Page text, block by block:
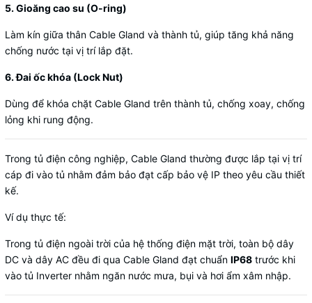
5. Gioăng cao su (O-ring)
Làm kín giữa thân Cable Gland và thành tủ, giúp tăng khả năng
chống nước tại vị trí lắp đặt.
6. Đai ốc khóa (Lock Nut)
Dùng để khóa chặt Cable Gland trên thành tủ, chống xoay, chống
lỏng khi rung động.
Trong tủ điện công nghiệp, Cable Gland thường được lắp tại vị trí
cáp đi vào tủ nhằm đảm bảo đạt cấp bảo vệ IP theo yêu cầu thiết
kế.
Ví dụ thực tế:
Trong tủ điện ngoài trời của hệ thống điện mặt trời, toàn bộ dây
DC và dây AC đều đi qua Cable Gland đạt chuẩn IP68 trước khi
vào tủ Inverter nhằm ngăn nước mưa, bụi và hơi ẩm xâm nhập.